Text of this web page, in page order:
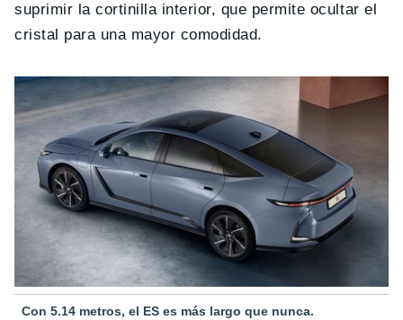
suprimir la cortinilla interior, que permite ocultar el
cristal para una mayor comodidad.
Con 5.14 metros, el ES es más largo que nunca.